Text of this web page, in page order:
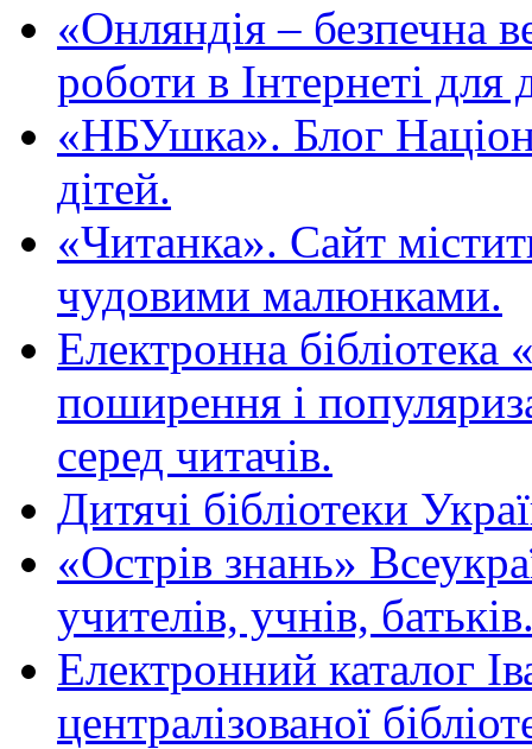
«Oнляндія – безпечна
роботи в Інтернеті для
«НБУшка». Блог
дітей.
«Читанка». Сайт
чудовими малюнками.
Електронна
поширення і
серед читачів.
Дитячі бібліотеки
«Острів знань»
учителів, учнів,
Електронний каталог
централізованої